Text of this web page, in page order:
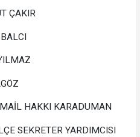
ÇAKIR
HAKKI KARADUMAN
SEKRETER YARDIMCISI